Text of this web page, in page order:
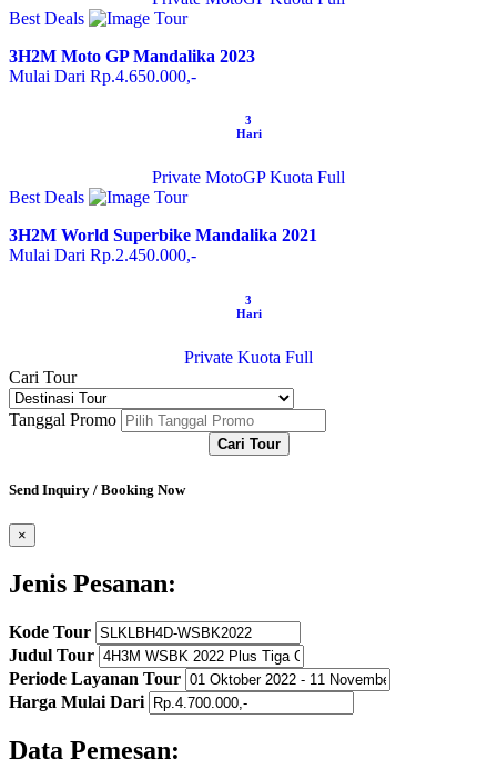
Best Deals
3H2M Moto GP Mandalika 2023
Mulai Dari Rp.4.650.000,-
3
Hari
Private MotoGP Kuota Full
Best Deals
3H2M World Superbike Mandalika 2021
Mulai Dari Rp.2.450.000,-
3
Hari
Private Kuota Full
Cari Tour
Tanggal Promo
Cari Tour
Send Inquiry / Booking Now
×
Jenis Pesanan:
Kode Tour
Judul Tour
Periode Layanan Tour
Harga Mulai Dari
Data Pemesan: